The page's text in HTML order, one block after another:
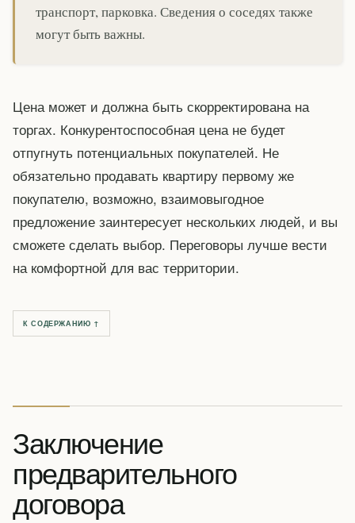
транспорт, парковка. Сведения о соседях также
могут быть важны.
Цена может и должна быть скорректирована на
торгах. Конкурентоспособная цена не будет
отпугнуть потенциальных покупателей. Не
обязательно продавать квартиру первому же
покупателю, возможно, взаимовыгодное
предложение заинтересует нескольких людей, и вы
сможете сделать выбор. Переговоры лучше вести
на комфортной для вас территории.
К СОДЕРЖАНИЮ ↑
Заключение
предварительного
договора